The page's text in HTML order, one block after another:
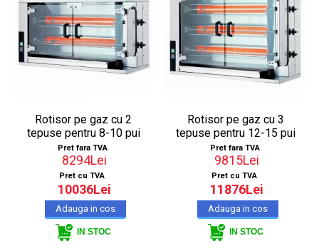
Rotisor pe gaz cu 2
tepuse pentru 8-10 pui
Pret fara TVA
8294Lei
Pret cu TVA
10036Lei
IN STOC
Rotisor pe gaz cu 3
tepuse pentru 12-15 pui
Pret fara TVA
9815Lei
Pret cu TVA
11876Lei
IN STOC